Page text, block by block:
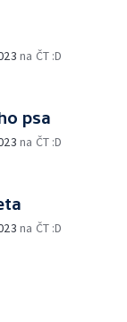
na ČT :D
psa
na ČT :D
na ČT :D